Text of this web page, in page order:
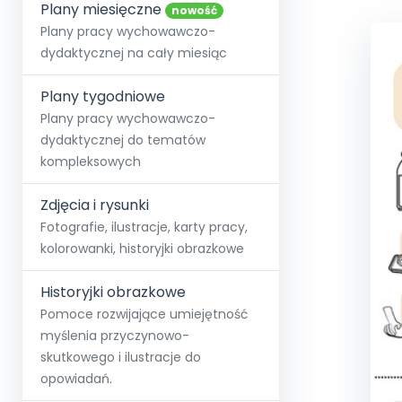
Społeczność
+48 12 631 04 10
kontakt@blizejprzedszkola.pl
O miesięczniku
Strona główna
Strefy,
O Akademii
Akademia
Poznaj pakiet MAX
Testuj przez 7 dni
E-
Pakiet
Pełen
Wszystkie projekty
Skontaktuj się
Dodaj wpis
Plany miesięczne nowość
Plany pracy wychowawczo-
dydaktycznej na cały miesiąc
Plany tygodniowe
Plany pracy wychowawczo-
dydaktycznej do tematów
kompleksowych
Zdjęcia i rysunki
Fotografie, ilustracje, karty pracy,
kolorowanki, historyjki obrazkowe
Historyjki obrazkowe
Pomoce rozwijające umiejętność
myślenia przyczynowo-
skutkowego i ilustracje do
opowiadań.